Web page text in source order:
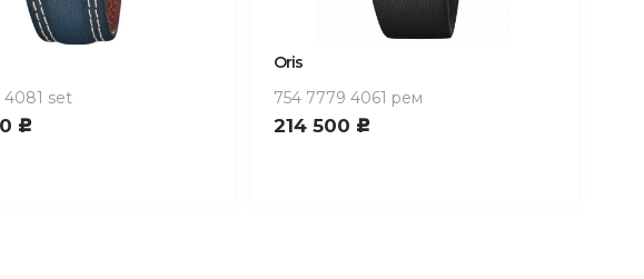
4081 set
c
Oris
754 7779 4061 рем
214 500 c